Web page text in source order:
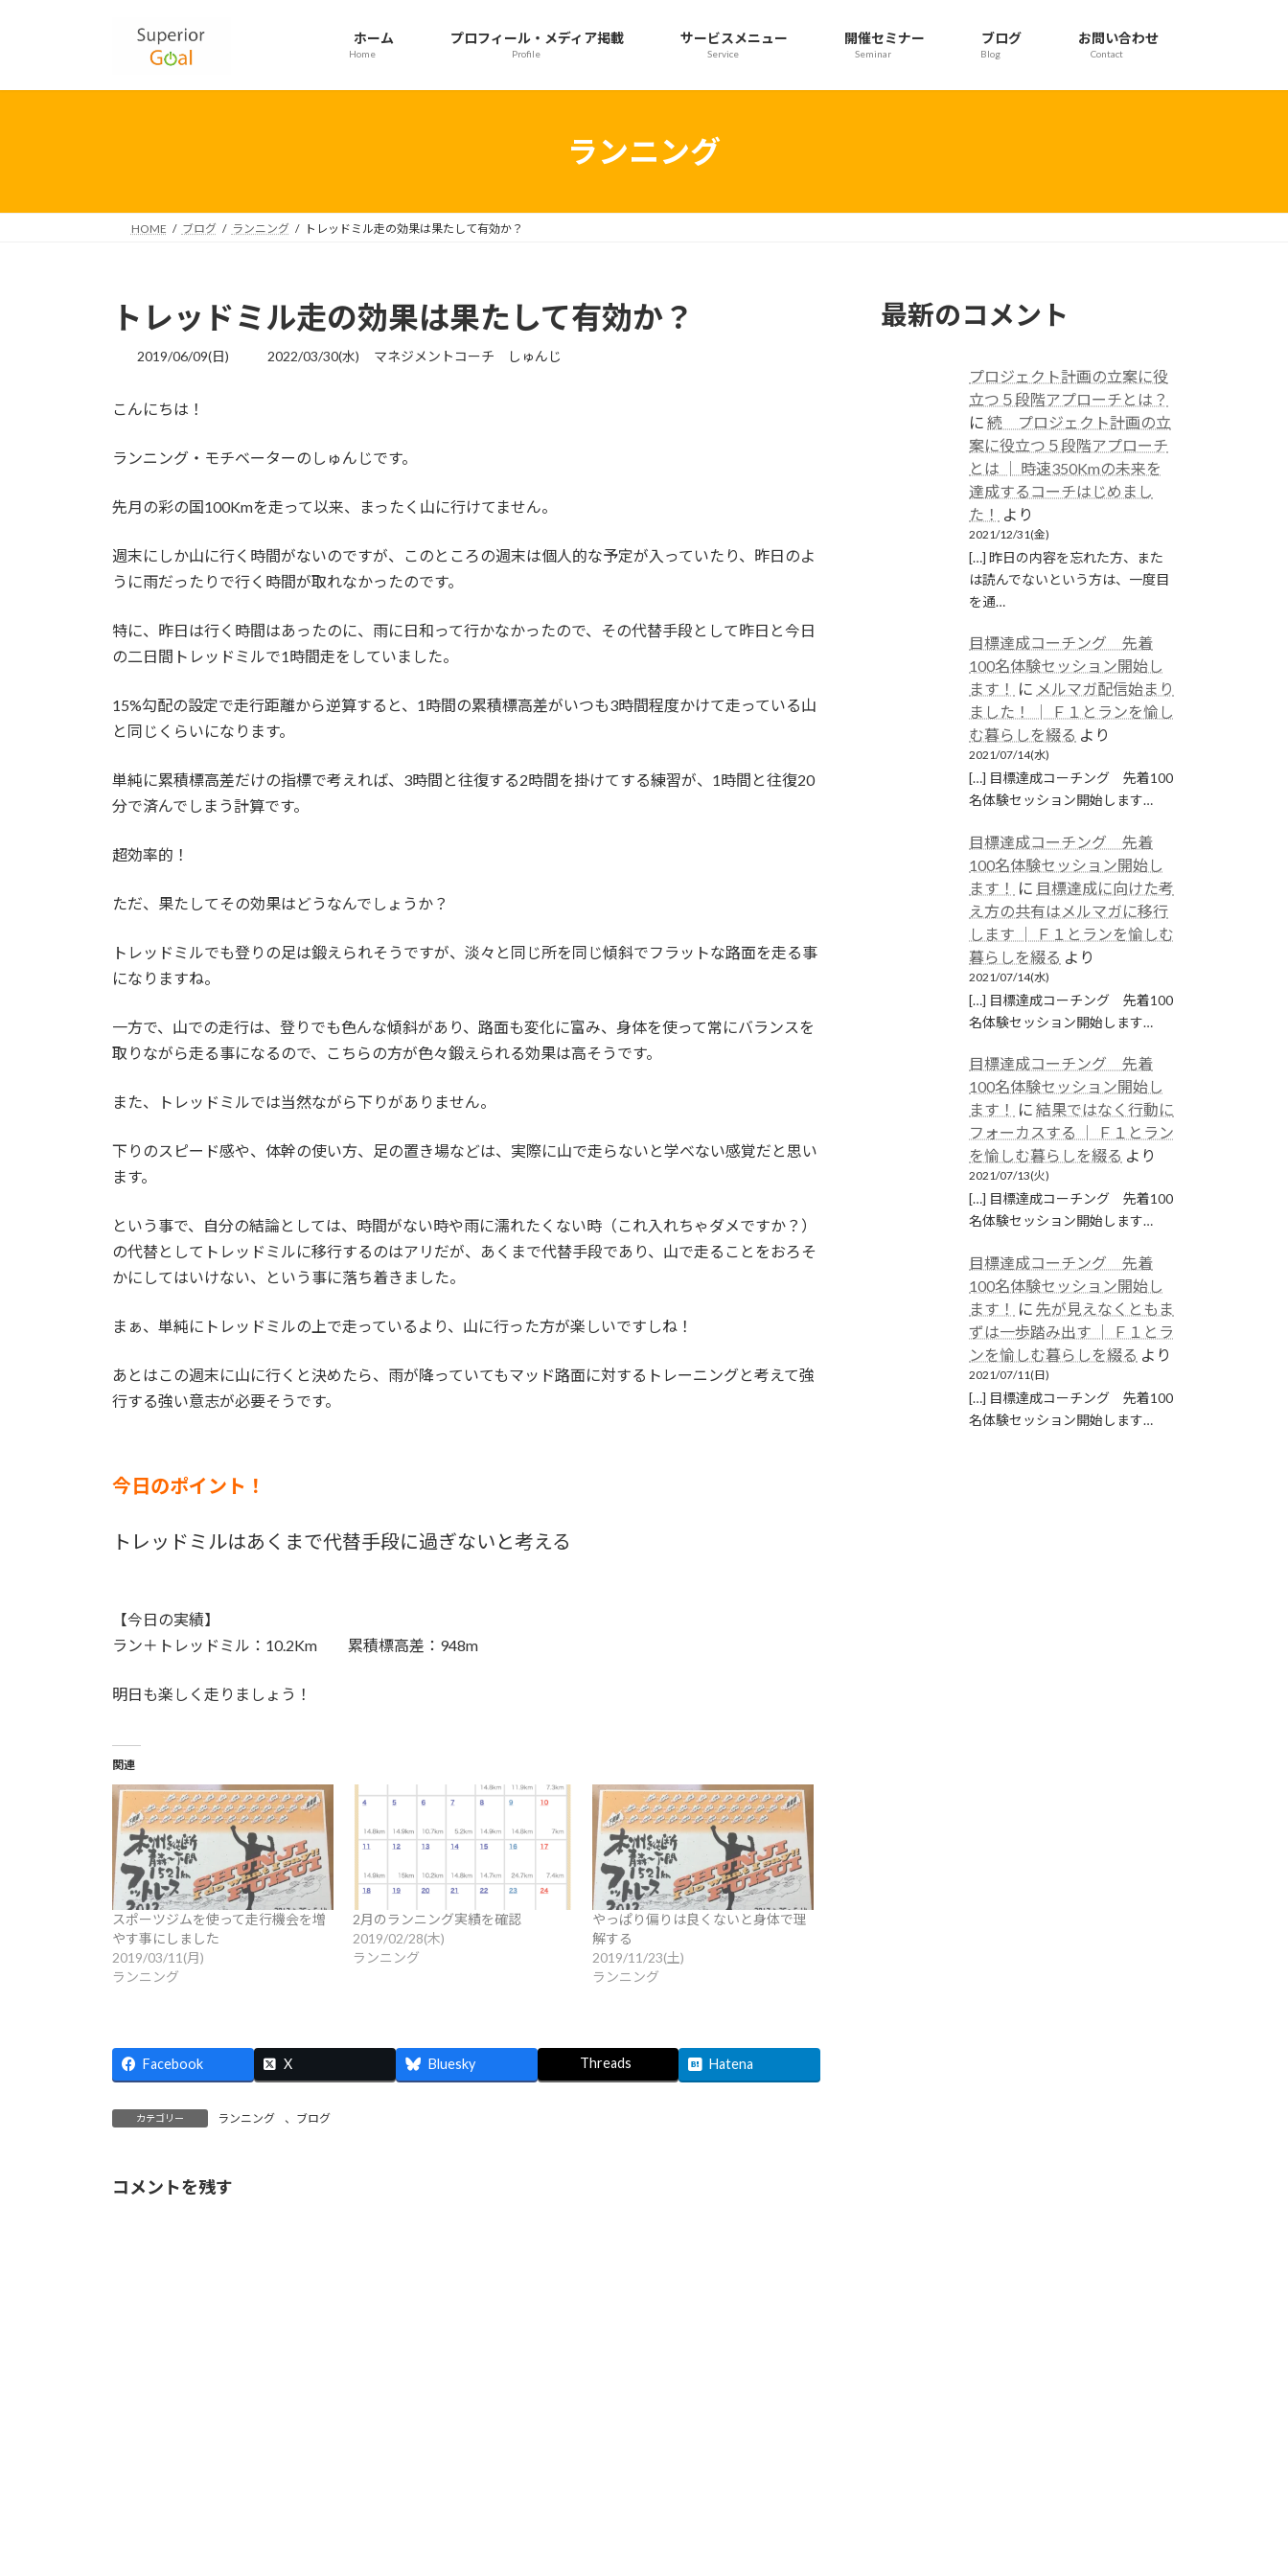
プ
動
ホーム
Home
プロフィール・メディア掲載
Profile
サービスメニュー
Service
開催セミナー
Seminar
ブログ
Blog
お問い合わせ
Contact
ランニング
HOME ブログ ランニング トレッドミル走の効果は果たして有効か？
トレッドミル走の効果は果たして有効か？
2019/06/09(日)
最
時
:
2022/03/30(水) マネジメントコーチ しゅんじ
こんにちは！
ランニング・モチベーターのしゅんじです。
先月の彩の国100Kmを走って以来、まったく山に行けてません。
週末にしか山に行く時間がないのですが、このところの週末は個人的な予定が入っていたり、昨日のよ
うに雨だったりで行く時間が取れなかったのです。
特に、昨日は行く時間はあったのに、雨に日和って行かなかったので、その代替手段として昨日と今日
の二日間トレッドミルで1時間走をしていました。
15%勾配の設定で走行距離から逆算すると、1時間の累積標高差がいつも3時間程度かけて走っている山
と同じくらいになります。
単純に累積標高差だけの指標で考えれば、3時間と往復する2時間を掛けてする練習が、1時間と往復20
分で済んでしまう計算です。
超効率的！
ただ、果たしてその効果はどうなんでしょうか？
トレッドミルでも登りの足は鍛えられそうですが、淡々と同じ所を同じ傾斜でフラットな路面を走る事
になりますね。
一方で、山での走行は、登りでも色んな傾斜があり、路面も変化に富み、身体を使って常にバランスを
取りながら走る事になるので、こちらの方が色々鍛えられる効果は高そうです。
また、トレッドミルでは当然ながら下りがありません。
下りのスピード感や、体幹の使い方、足の置き場などは、実際に山で走らないと学べない感覚だと思い
ます。
という事で、自分の結論としては、時間がない時や雨に濡れたくない時（これ入れちゃダメですか？）
の代替としてトレッドミルに移行するのはアリだが、あくまで代替手段であり、山で走ることをおろそ
かにしてはいけない、という事に落ち着きました。
まぁ、単純にトレッドミルの上で走っているより、山に行った方が楽しいですしね！
あとはこの週末に山に行くと決めたら、雨が降っていてもマッド路面に対するトレーニングと考えて強
行する強い意志が必要そうです。
今日のポイント！
トレッドミルはあくまで代替手段に過ぎないと考える
【今日の実績】
ラン＋トレッドミル：10.2Km 累積標高差：948m
明日も楽しく走りましょう！
関連
スポーツジムを使って走行機会を増
やす事にしました
2019/03/11(月)
ランニング
2月のランニング実績を確認
2019/02/28(木)
ランニング
やっぱり偏りは良くないと身体で理
解する
2019/11/23(土)
ランニング
Facebook X Bluesky Threads Hatena
カテゴリー ランニング 、 ブログ
コメントを残す
最新のコメント
プロジェクト計画の立案に役
立つ５段階アプローチとは？
に続 プロジェクト計画の立
案に役立つ５段階アプローチ
とは │ 時速350Kmの未来を
達成するコーチはじめまし
た！
より
2021/12/31(金)
[…] 昨日の内容を忘れた方、また
は読んでないという方は、一度目
を通…
目標達成コーチング 先着
100名体験セッション開始し
ます！
に メルマガ配信始まり
ました！ │ Ｆ１とランを愉し
む暮らしを綴る より
2021/07/14(水)
[…] 目標達成コーチング 先着100
名体験セッション開始します…
目標達成コーチング 先着
100名体験セッション開始し
ます！
に 目標達成に向けた考
え方の共有はメルマガに移行
します │ Ｆ１とランを愉しむ
暮らしを綴る より
2021/07/14(水)
[…] 目標達成コーチング 先着100
名体験セッション開始します…
目標達成コーチング 先着
100名体験セッション開始し
ます！
に結果ではなく行動に
フォーカスする │ Ｆ１とラン
を愉しむ暮らしを綴る より
2021/07/13(火)
[…] 目標達成コーチング 先着100
名体験セッション開始します…
目標達成コーチング 先着
100名体験セッション開始し
ます！
に先が見えなくともま
ずは一歩踏み出す │ Ｆ１とラ
ンを愉しむ暮らしを綴る より
2021/07/11(日)
[…] 目標達成コーチング 先着100
名体験セッション開始します…